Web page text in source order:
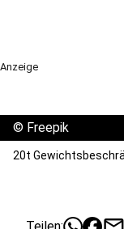
Anzeige
© Freepik
20t